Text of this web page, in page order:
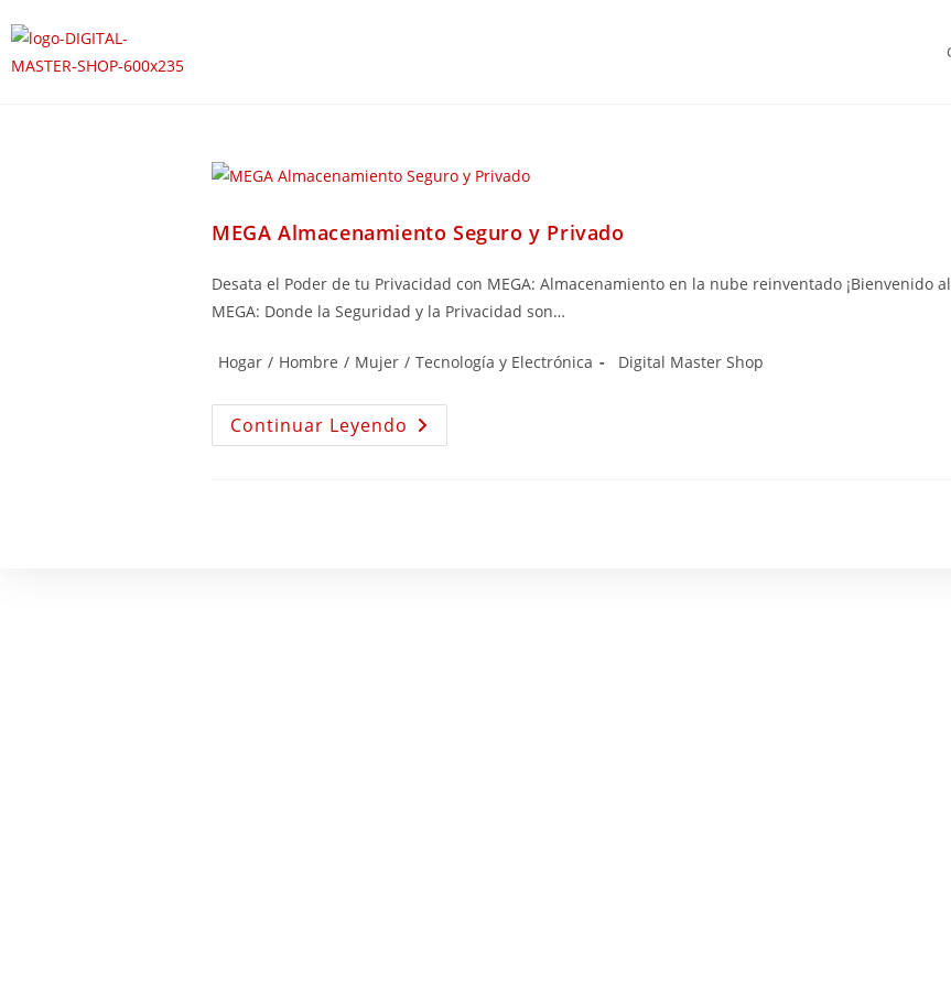
MEGA Almacenamiento Seguro y Privado
Desata el Poder de tu Privacidad con MEGA: Almacenamiento en la nube reinventado ¡Bienvenido
MEGA: Donde la Seguridad y la Privacidad son…
Hogar / Hombre / Mujer / Tecnología y Electrónica Digital Master Shop
Continuar Leyendo